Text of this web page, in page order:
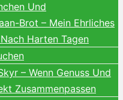
Und
Brot – Mein Ehrliches
Harten Tagen
– Wenn Genuss Und
Zusammenpassen